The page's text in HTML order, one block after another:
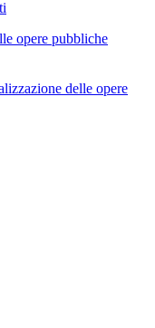
opere pubbliche
delle opere